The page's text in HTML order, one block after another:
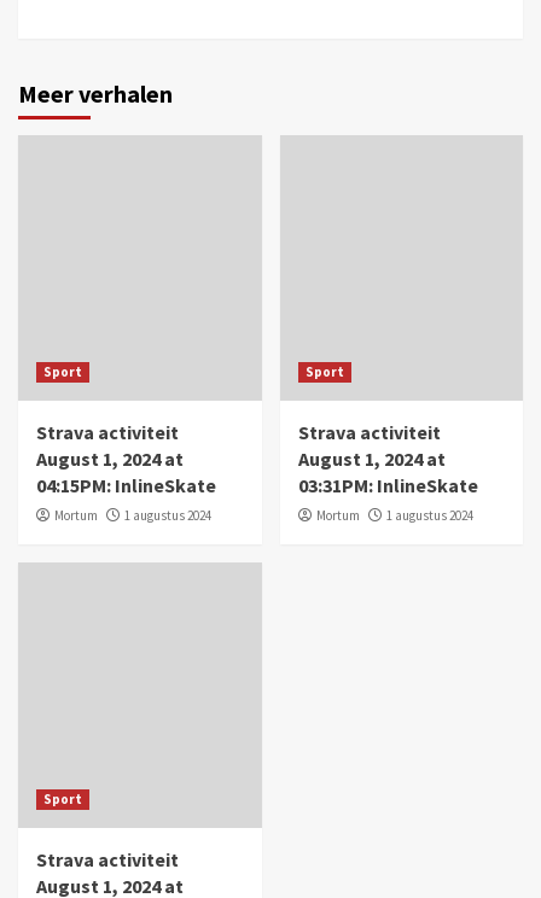
Meer verhalen
Sport
Strava activiteit
August 1, 2024 at
04:15PM: InlineSkate
Mortum 1 augustus 2024
Sport
Strava activiteit
August 1, 2024 at
03:31PM: InlineSkate
Mortum 1 augustus 2024
Sport
Strava activiteit
August 1, 2024 at